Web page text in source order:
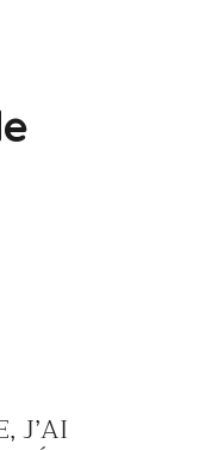
J’AI